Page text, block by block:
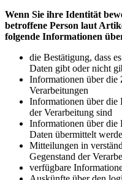
Wenn Sie ihre Identität
betroffene Person laut
folgende Informationen
die Bestätigung, dass
Daten gibt oder nicht
Informationen über die
Verarbeitungen
Informationen über die
der Verarbeitung sind
Informationen über die
Daten übermittelt
Mitteilungen in
Gegenstand der
verfügbare